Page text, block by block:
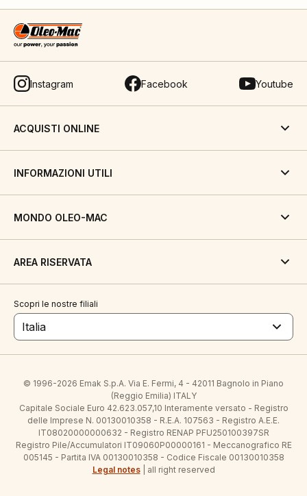
Instagram Facebook Youtube
ACQUISTI ONLINE
INFORMAZIONI UTILI
MONDO OLEO-MAC
AREA RISERVATA
Scopri le nostre filiali
Italia
© 1996-2026 Emak S.p.A. Via E. Fermi, 4 - 42011 Bagnolo in Piano
(Reggio Emilia) ITALY
Capitale Sociale Euro 42.623.057,10 Interamente versato - Registro
delle Imprese N. 00130010358 - R.E.A. 107563 - Registro A.E.E.
IT08020000000632 - Registro RENAP PFU250100397SR
Registro Pile/Accumulatori IT09060P00000161 - Meccanografico RE
005145 - Partita IVA 00130010358 - Codice Fiscale 00130010358
Legal notes| all right reserved